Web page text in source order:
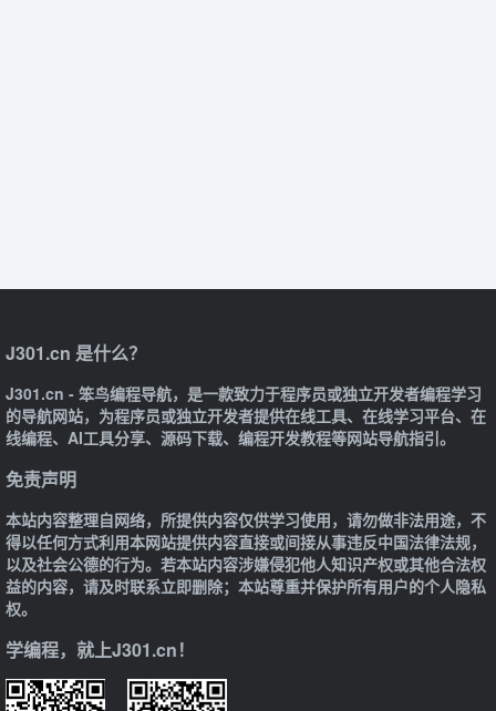
J301.cn 是什么？
J301.cn - 笨鸟编程导航，是一款致力于程序员或独立开发者编程学习
的导航网站，为程序员或独立开发者提供在线工具、在线学习平台、在
线编程、AI工具分享、源码下载、编程开发教程等网站导航指引。
免责声明
本站内容整理自网络，所提供内容仅供学习使用，请勿做非法用途，不
得以任何方式利用本网站提供内容直接或间接从事违反中国法律法规，
以及社会公德的行为。若本站内容涉嫌侵犯他人知识产权或其他合法权
益的内容，请及时联系立即删除；本站尊重并保护所有用户的个人隐私
权。
学编程，就上J301.cn！